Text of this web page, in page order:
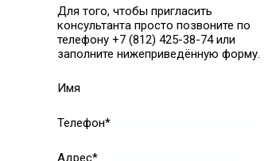
Для того, чтобы пригласить
консультанта просто позвоните по
телефону +7 (812) 425-38-74 или
заполните нижеприведённую форму.
Имя
Телефон*
Адрес*